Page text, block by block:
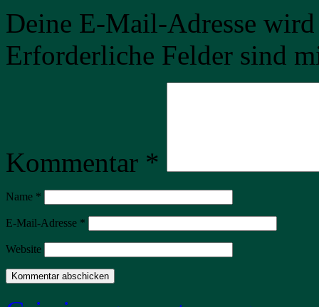
Deine E-Mail-Adresse
Erforderliche Felder sind
Kommentar *
Name *
E-Mail-Adresse *
Website